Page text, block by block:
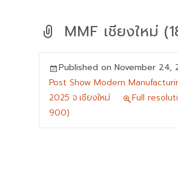
MMF เชียงใหม่
Published on November 24,
Post Show Modern
2025 จ.เชียงใหม่
Full
900)